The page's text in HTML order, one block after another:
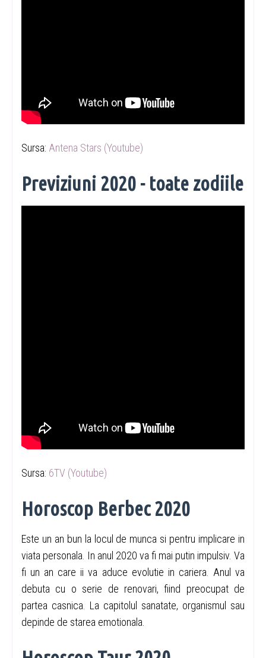
Sursa: Antena Stars (Youtube)
Previziuni 2020 - toate zodiile
Sursa: 6TV (Youtube)
Horoscop Berbec 2020
Este un an bun la locul de munca si pentru implicare in
viata personala. In anul 2020 va fi mai putin impulsiv. Va
fi un an care ii va aduce evolutie in cariera. Anul va
debuta cu o serie de renovari, fiind preocupat de
partea casnica. La capitolul sanatate, organismul sau
depinde de starea emotionala.